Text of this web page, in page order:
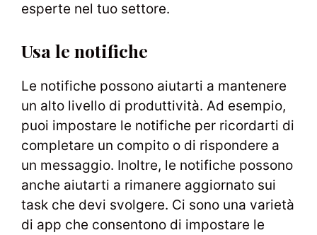
esperte nel tuo settore.
Usa le notifiche
Le notifiche possono aiutarti a mantenere
un alto livello di produttività. Ad esempio,
puoi impostare le notifiche per ricordarti di
completare un compito o di rispondere a
un messaggio. Inoltre, le notifiche possono
anche aiutarti a rimanere aggiornato sui
task che devi svolgere. Ci sono una varietà
di app che consentono di impostare le